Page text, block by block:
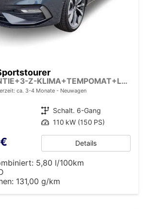
FR 5J GARANTIE+3-Z-KLIMA+TEMPOMAT+LED+17" ALU+PDC
ca. 3-4 Monate Neuwagen
Getriebe Schalt. 6-Gang
Leistung 110 kW (150 PS)
Details
5,80 l/100km
131,00 g/km